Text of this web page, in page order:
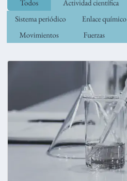
Todos Actividad científica
Sistema periódico
Enlace químico
Movimientos
Fuerzas